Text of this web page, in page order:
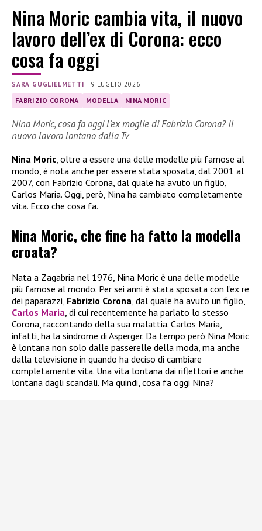
Nina Moric cambia vita, il nuovo
lavoro dell’ex di Corona: ecco
cosa fa oggi
SARA GUGLIELMETTI | 9 LUGLIO 2026
FABRIZIO CORONA MODELLA NINA MORIC
Nina Moric, cosa fa oggi l’ex moglie di Fabrizio Corona? Il
nuovo lavoro lontano dalla Tv
Nina Moric , oltre a essere una delle modelle più famose al
mondo, è nota anche per essere stata sposata, dal 2001 al
2007, con Fabrizio Corona, dal quale ha avuto un figlio,
Carlos Maria. Oggi, però, Nina ha cambiato completamente
vita. Ecco che cosa fa.
Nina Moric, che fine ha fatto la modella
croata?
Nata a Zagabria nel 1976, Nina Moric è una delle modelle
più famose al mondo. Per sei anni è stata sposata con l’ex re
dei paparazzi, Fabrizio Corona, dal quale ha avuto un figlio,
Carlos Maria, di cui recentemente ha parlato lo stesso
Corona, raccontando della sua malattia. Carlos Maria,
infatti, ha la sindrome di Asperger. Da tempo però Nina Moric
è lontana non solo dalle passerelle della moda, ma anche
dalla televisione in quando ha deciso di cambiare
completamente vita. Una vita lontana dai riflettori e anche
lontana dagli scandali. Ma quindi, cosa fa oggi Nina?